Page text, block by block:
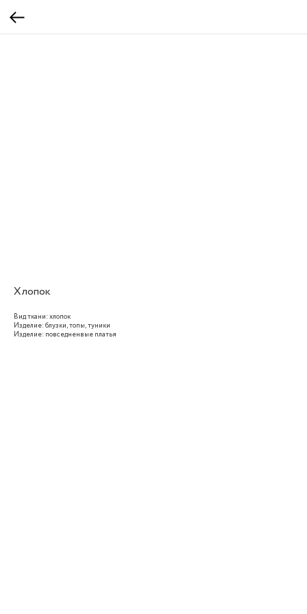
Хлопок
Вид ткани: хлопок
Изделие: блузки, топы, туники
Изделие: повседненвые платья